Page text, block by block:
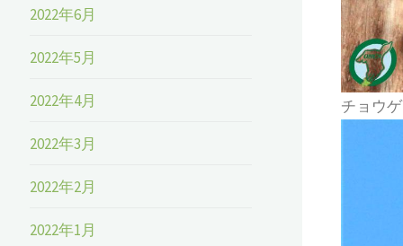
チョウ
2022年6月
2022年5月
2022年4月
2022年3月
2022年2月
2022年1月